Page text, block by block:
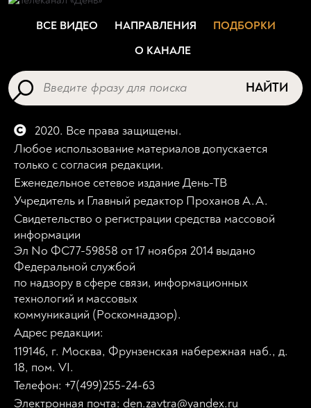
ВСЕ ВИДЕО НАПРАВЛЕНИЯ
ПОДБОРКИ
О КАНАЛЕ
НАЙТИ
2020. Все права защищены.
Любое использование материалов допускается
только с согласия редакции.
Еженедельное сетевое издание День-ТВ
Учредитель и Главный редактор Проханов А.А.
Свидетельство о регистрации средства массовой
информации
Эл No ФС77-59858 от 17 ноября 2014 выдано
Федеральной службой
по надзору в сфере связи, информационных
технологий и массовых
коммуникаций (Роскомнадзор).
Адрес редакции:
119146, г. Москва, Фрунзенская набережная наб., д.
18, пом. VI.
Телефон: +7(499)255-24-63
Электронная почта: den.zavtra@yandex.ru